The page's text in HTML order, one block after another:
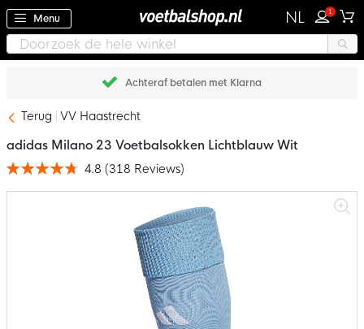
Menu NL 1
Achteraf betalen met Klarna
Terug VV Haastrecht
adidas Milano 23 Voetbalsokken Lichtblauw Wit
Waardering: 4.8 (318 Reviews)